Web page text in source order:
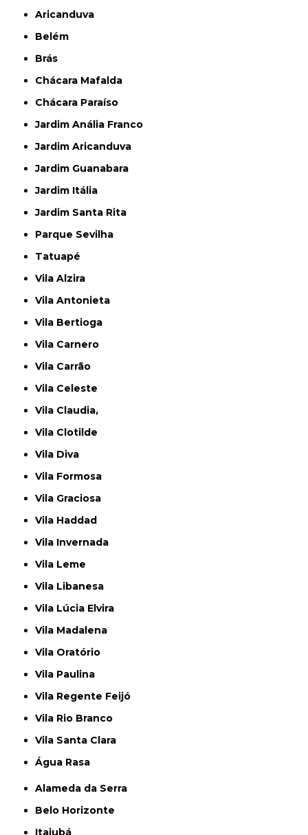
Aricanduva
Belém
Brás
Chácara Mafalda
Chácara Paraíso
Jardim Anália Franco
Jardim Aricanduva
Jardim Guanabara
Jardim Itália
Jardim Santa Rita
Parque Sevilha
Tatuapé
Vila Alzira
Vila Antonieta
Vila Bertioga
Vila Carnero
Vila Carrão
Vila Celeste
Vila Claudia,
Vila Clotilde
Vila Diva
Vila Formosa
Vila Graciosa
Vila Haddad
Vila Invernada
Vila Leme
Vila Libanesa
Vila Lúcia Elvira
Vila Madalena
Vila Oratório
Vila Paulina
Vila Regente Feijó
Vila Rio Branco
Vila Santa Clara
Água Rasa
Alameda da Serra
Belo Horizonte
Itajubá